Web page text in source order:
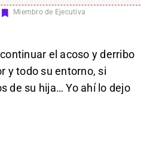
Miembro de Ejecutiva
el acoso y derribo
y todo su entorno, si
de su hija… Yo ahí lo dejo